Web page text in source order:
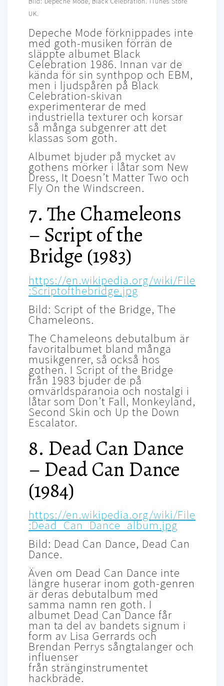
UK.
Depeche Mode förknippades inte
med goth-musiken förrän de
släppte albumet Black
Celebration 1986. Innan var de
kända för sin synthpop och EBM,
men i ljudspåren på Black
Celebration-skivan
experimenterar de med
industriella texturer och korsar
så många subgenrer att det
klassas som goth.
Albumet bjuder på mycket av
gothens mörker i låtar som New
Dress, It Doesn’t Matter Two och
Fly On the Windscreen.
7. The Chameleons
– Script of the
Bridge (1983)
https://en.wikipedia.org/wiki/File
:Scriptofthebridge.jpg
Bild: Script of the Bridge, The
Chameleons.
The Chameleons debutalbum är
favoritalbumet bland många
musikgenrer, så också hos
gothen. I Script of the Bridge
från 1983 bjuder de på
omvärldsparanoia och nostalgi i
låtar som Don’t Fall, Monkeyland,
Second Skin och Up the Down
Escalator.
8. Dead Can Dance
– Dead Can Dance
(1984)
https://en.wikipedia.org/wiki/File
:Dead_Can_Dance_album.jpg
Bild: Dead Can Dance, Dead Can
Dance.
Även om Dead Can Dance inte
längre huserar inom goth-genren
är deras debutalbum med
samma namn ren goth. I
albumet Dead Can Dance får
man ta del av bandets signum i
form av Lisa Gerrards och
Brendan Perrys sångtalanger och
influenser
från stränginstrumentet
hackbräde.